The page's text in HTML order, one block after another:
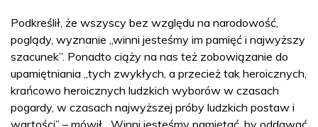
Podkreślił, że wszyscy bez względu na narodowość,
poglądy, wyznanie „winni jesteśmy im pamięć i najwyższy
szacunek”. Ponadto ciąży na nas też zobowiązanie do
upamiętniania „tych zwykłych, a przecież tak heroicznych,
krańcowo heroicznych ludzkich wyborów w czasach
pogardy, w czasach najwyższej próby ludzkich postaw i